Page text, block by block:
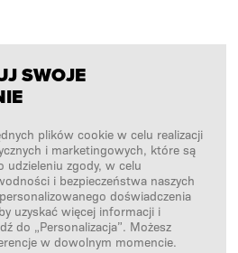
SWOJE
plików cookie w celu realizacji
i marketingowych, które są
udzieleniu zgody, w celu
i bezpieczeństwa naszych
doświadczenia
uzyskać więcej informacji i
do „Personalizacja”. Możesz
w dowolnym momencie.